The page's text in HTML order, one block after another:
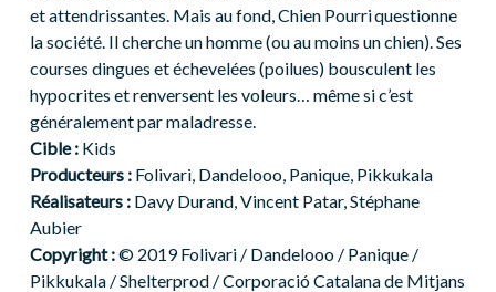
et attendrissantes. Mais au fond, Chien Pourri questionne
la société. Il cherche un homme (ou au moins un chien). Ses
courses dingues et échevelées (poilues) bousculent les
hypocrites et renversent les voleurs… même si c’est
généralement par maladresse.
Cible :Kids
Producteurs : Folivari, Dandelooo, Panique, Pikkukala
Réalisateurs : Davy Durand, Vincent Patar, Stéphane
Aubier
Copyright :© 2019 Folivari / Dandelooo / Panique /
Pikkukala / Shelterprod / Corporació Catalana de Mitjans